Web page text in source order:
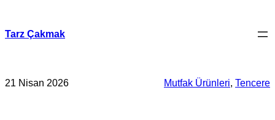
Tarz Çakmak
21 Nisan 2026 Mutfak Ürünleri, Tencere